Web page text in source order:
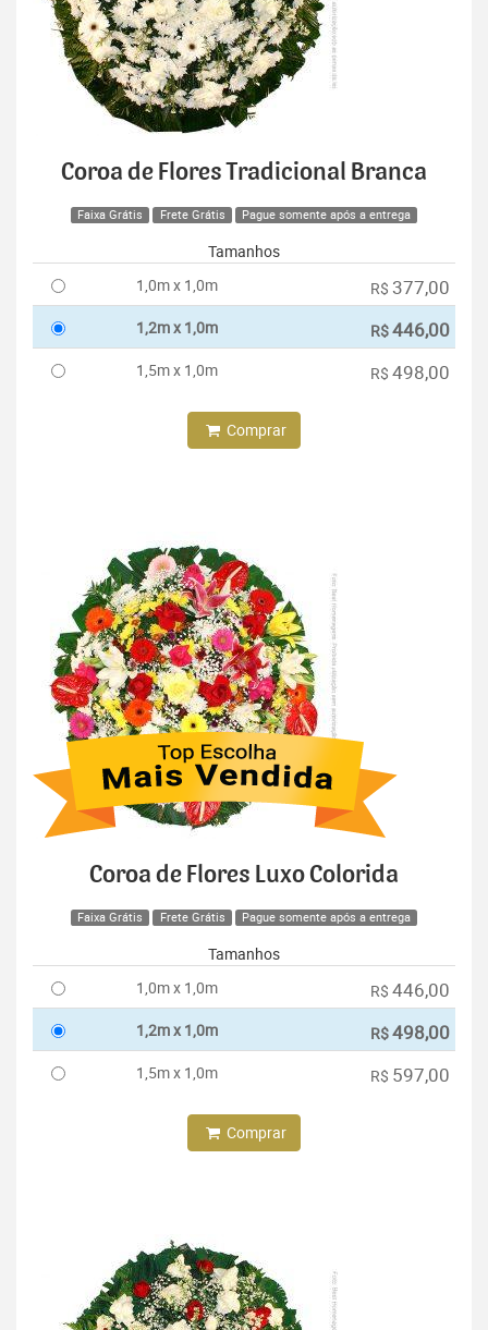
Coroa de Flores Tradicional Branca
Faixa Grátis Frete Grátis Pague somente após a entrega
Tamanhos
1,0m x 1,0m
R$ 377,00
1,2m x 1,0m R$446,00
1,5m x 1,0m R$ 498,00
Comprar
Coroa de Flores Luxo Colorida
Faixa Grátis Frete Grátis Pague somente após a entrega
Tamanhos
1,0m x 1,0m
R$ 446,00
1,2m x 1,0m R$498,00
1,5m x 1,0m R$ 597,00
Comprar